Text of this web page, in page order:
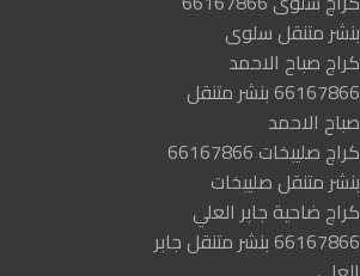
بنشر متنقل سلوى
كراج صباح الاحمد
66167866 بنشر متنقل
صباح الاحمد
كراج صليبخات 66167866
بنشر متنقل صليبخات
كراج ضاحية جابر العلي
66167866 بنشر متنقل جابر